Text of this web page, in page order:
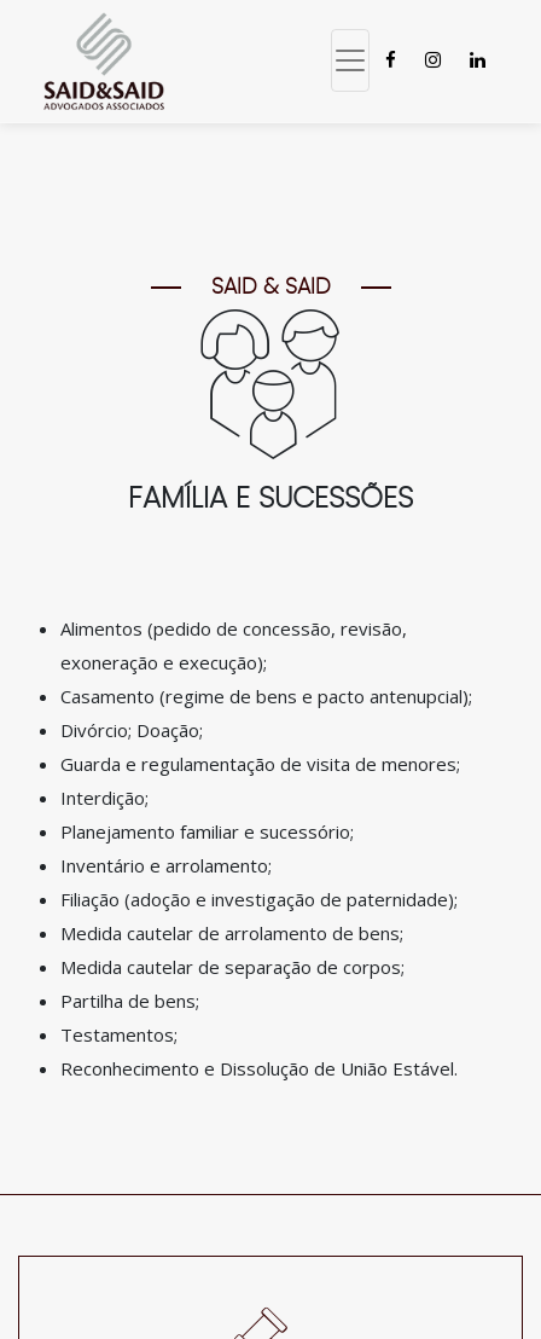
SAID & SAID
FAMÍLIA E SUCESSÕES
Alimentos (pedido de concessão, revisão,
exoneração e execução);
Casamento (regime de bens e pacto antenupcial);
Divórcio; Doação;
Guarda e regulamentação de visita de menores;
Interdição;
Planejamento familiar e sucessório;
Inventário e arrolamento;
Filiação (adoção e investigação de paternidade);
Medida cautelar de arrolamento de bens;
Medida cautelar de separação de corpos;
Partilha de bens;
Testamentos;
Reconhecimento e Dissolução de União Estável.